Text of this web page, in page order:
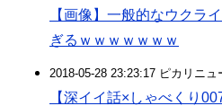
【画像】一般的なウクラ
ぎるｗｗｗｗｗｗｗ
2018-05-28 23:23:17 ピカリニュ
【深イイ話×しゃべくり